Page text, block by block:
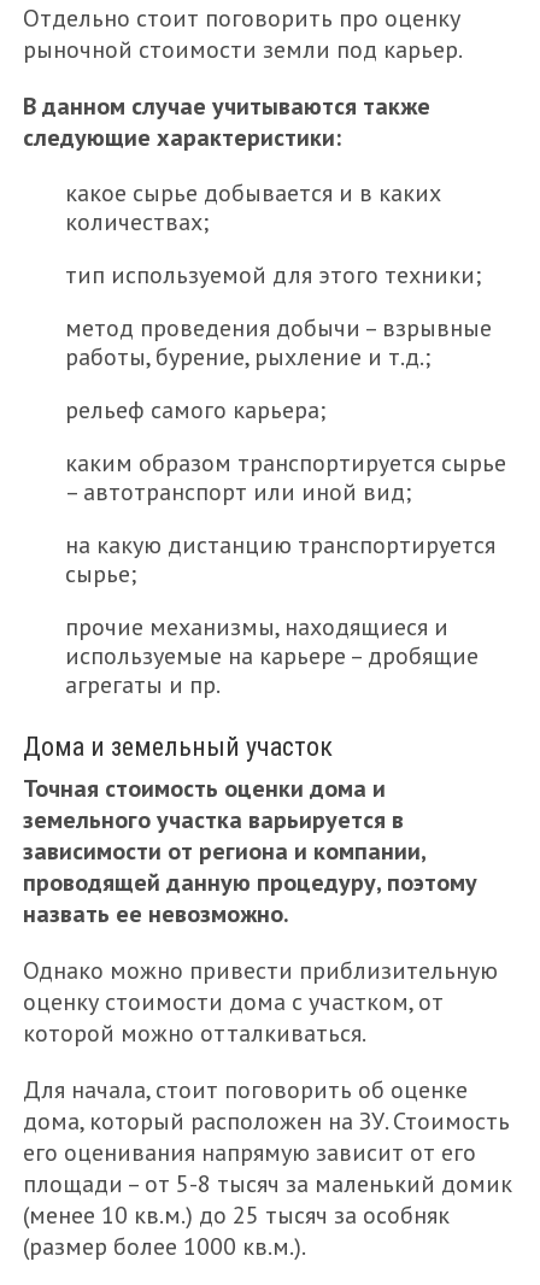
Отдельно стоит поговорить про оценку
рыночной стоимости земли под карьер.
В данном случае учитываются также
следующие характеристики:
какое сырье добывается и в каких
количествах;
тип используемой для этого техники;
метод проведения добычи – взрывные
работы, бурение, рыхление и т.д.;
рельеф самого карьера;
каким образом транспортируется сырье
– автотранспорт или иной вид;
на какую дистанцию транспортируется
сырье;
прочие механизмы, находящиеся и
используемые на карьере – дробящие
агрегаты и пр.
Дома и земельный участок
Точная стоимость оценки дома и
земельного участка варьируется в
зависимости от региона и компании,
проводящей данную процедуру, поэтому
назвать ее невозможно.
Однако можно привести приблизительную
оценку стоимости дома с участком, от
которой можно отталкиваться.
Для начала, стоит поговорить об оценке
дома, который расположен на ЗУ. Стоимость
его оценивания напрямую зависит от его
площади – от 5-8 тысяч за маленький домик
(менее 10 кв.м.) до 25 тысяч за особняк
(размер более 1000 кв.м.).